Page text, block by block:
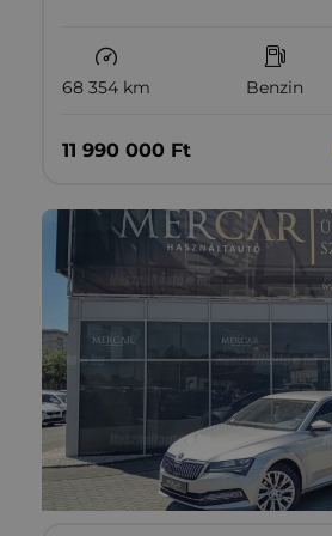
68 354 km Benzin
11‏‏‎ ‎990‏‏‎ ‎000 Ft